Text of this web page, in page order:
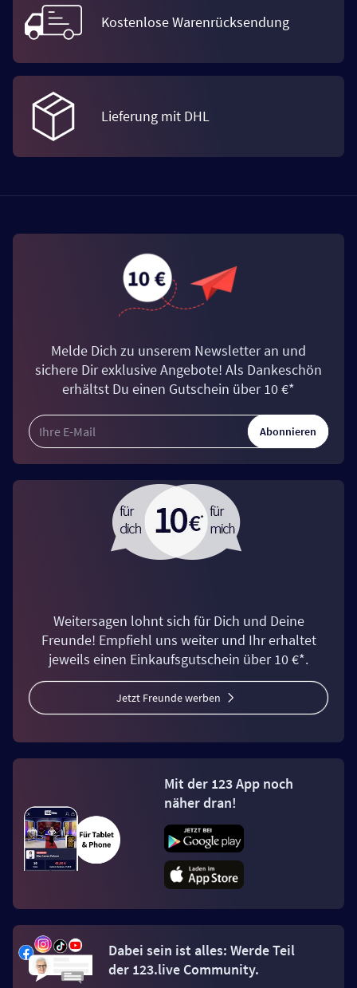
Kostenlose Warenrücksendung
Lieferung mit DHL
Melde Dich zu unserem Newsletter an und
sichere Dir exklusive Angebote! Als Dankeschön
erhältst Du einen Gutschein über 10 €*
Abonnieren
Weitersagen lohnt sich für Dich und Deine
Freunde! Empfiehl uns weiter und Ihr erhaltet
jeweils einen Einkaufsgutschein über 10 €*.
Jetzt Freunde werben
Mit der 123 App noch
näher dran!
Dabei sein ist alles: Werde Teil
der 123.live Community.